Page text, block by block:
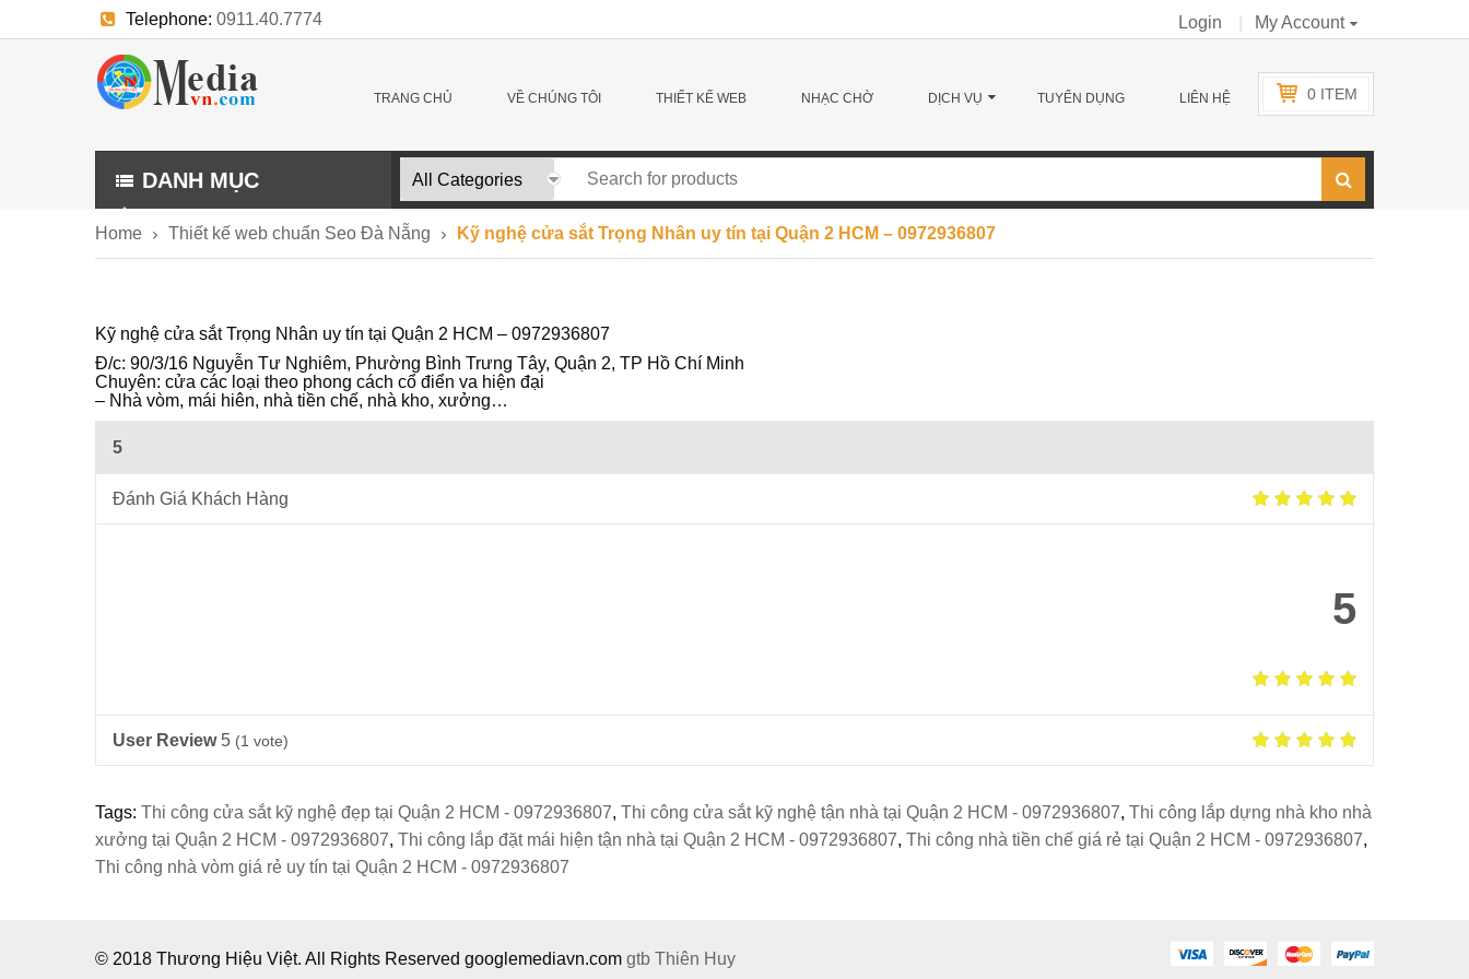
Telephone: 0911.40.7774
E-mail:trangthuonghieu.kythuat@gmail.com
My Account
Login
TRANG CHỦ VỀ CHÚNG TÔI THIẾT KẾ WEB NHẠC CHỜ DỊCH VỤ TUYỂN DỤNG LIÊN HỆ 0 ITEM
DANH MỤC
Home Thiết kế web chuẩn Seo Đà Nẵng Kỹ nghệ cửa sắt Trọng Nhân uy tín tại Quận 2 HCM – 0972936807
Kỹ nghệ cửa sắt Trọng Nhân uy tín tại Quận 2 HCM – 0972936807
Đ/c: 90/3/16 Nguyễn Tư Nghiêm, Phường Bình Trưng Tây, Quận 2, TP Hồ Chí Minh
Chuyên: cửa các loại theo phong cách cổ điển va hiện đại
– Nhà vòm, mái hiên, nhà tiền chế, nhà kho, xưởng…
5
Đánh Giá Khách Hàng
5
User Review 5 (1 vote)
Tags: Thi công cửa sắt kỹ nghệ đẹp tại Quận 2 HCM - 0972936807, Thi công cửa sắt kỹ nghệ tận nhà tại Quận 2 HCM - 0972936807, Thi công lắp dựng nhà kho nhà
xưởng tại Quận 2 HCM - 0972936807, Thi công lắp đặt mái hiện tận nhà tại Quận 2 HCM - 0972936807, Thi công nhà tiền chế giá rẻ tại Quận 2 HCM - 0972936807,
Thi công nhà vòm giá rẻ uy tín tại Quận 2 HCM - 0972936807
© 2018 Thương Hiệu Việt. All Rights Reserved googlemediavn.com gtb Thiên Huy